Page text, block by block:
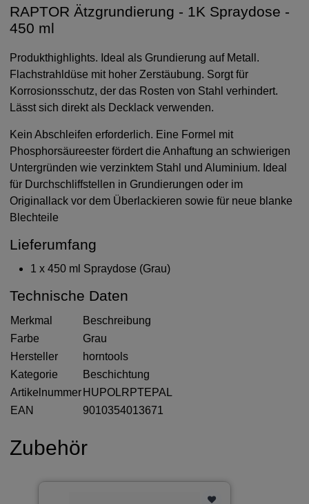
RAPTOR Ätzgrundierung - 1K Spraydose -
450 ml
Produkthighlights. Ideal als Grundierung auf Metall.
Flachstrahldüse mit hoher Zerstäubung. Sorgt für
Korrosionsschutz, der das Rosten von Stahl verhindert.
Lässt sich direkt als Decklack verwenden.
Kein Abschleifen erforderlich. Eine Formel mit
Phosphorsäureester fördert die Anhaftung an schwierigen
Untergründen wie verzinktem Stahl und Aluminium. Ideal
für Durchschliffstellen in Grundierungen oder im
Originallack vor dem Überlackieren sowie für neue blanke
Blechteile
Lieferumfang
1 x 450 ml Spraydose (Grau)
Technische Daten
Merkmal
Beschreibung
Farbe
Grau
Hersteller
horntools
Kategorie
Beschichtung
Artikelnummer HUPOLRPTEPAL
EAN
9010354013671
Zubehör